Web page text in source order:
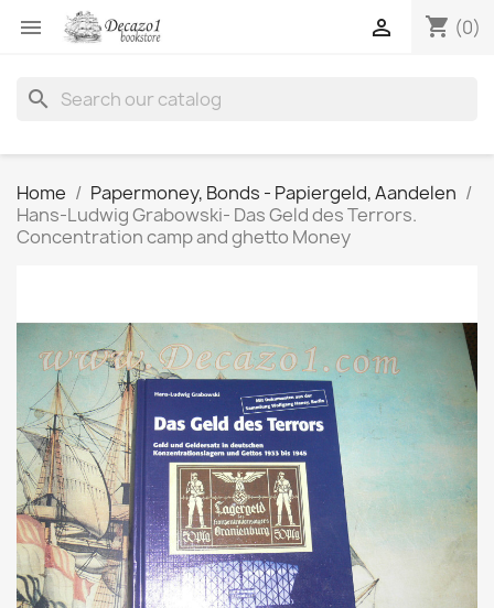
 shopping_cart (0)

search
Home
Papermoney, Bonds - Papiergeld, Aandelen
Hans-Ludwig Grabowski- Das Geld des Terrors.
Concentration camp and ghetto Money